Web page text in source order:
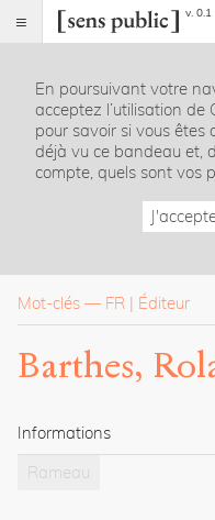
v. 0.1
Index
Rubriques
Essais
La
revue
Présentation
Publier
Contact
En poursuivant votre
acceptez l’utilisation de
pour savoir si vous êtes
déjà vu ce bandeau et,
compte, quels sont vos
Mot-clés — FR Éditeur
Barthes,
Informations
Rameau